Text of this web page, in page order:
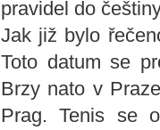
pravidel do
Jak již bylo
Toto datum se
Brzy nato v
Prag. Tenis se